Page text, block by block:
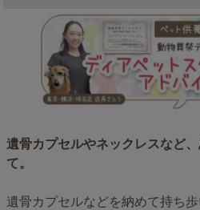
遺骨カプセルやネックレスなど
て。
遺骨カプセルなどを納めて持ち